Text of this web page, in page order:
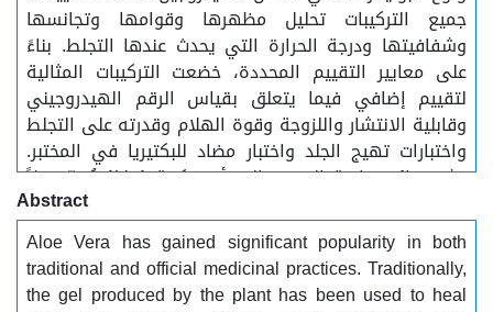
جميع التركيبات تحليل مظهرها وقوامها وتجانسها
وشفافيتها ودرجة الحرارة التي يحدث عندها التجلط. بناءً
على معايير التقييم المحددة، خضعت التركيبات المثالية
لتقييم إضافي فيما يتعلق بقياس الرقم الهيدروجيني
وقابلية الانتشار واللزوجة وقوة الهلام وقدرته على التجلط
واختبارات تهيج الجلد واختبار مضاد للبكتيريا في المختبر.
تشير نتائج دراسة التقييم إلى أن تركيبة AVg1 تُعدّ بديلاً
عشبياً جيداً لعلاج الالتهابات البكتيرية الموضعية..........
الكلمات المفتاحية:......... الصبار، جل موضعي، التئام الجروح،
الخصائص الفيزيائية والكيميائية، اختبار مضاد للبكتيريا.
Abstract
Aloe Vera has gained significant popularity in both
traditional and official medicinal practices. Traditionally,
the gel produced by the plant has been used to heal